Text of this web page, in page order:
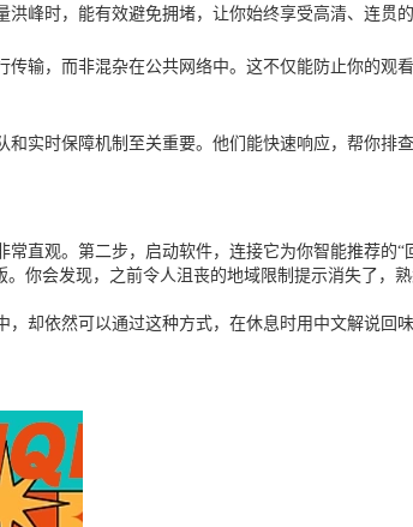
峰时，能有效避免拥堵，让你始终享受高清、连贯的
输，而非混杂在公共网络中。这不仅能防止你的观
实时保障机制至关重要。他们能快速响应，帮你排
直观。第二步，启动软件，连接它为你智能推荐的“
你会发现，之前令人沮丧的地域限制提示消失了，
却依然可以通过这种方式，在休息时用中文解说回